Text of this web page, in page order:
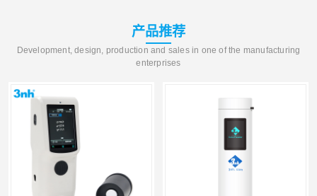
产品推荐
Development, design, production and sales in one of the manufacturing
enterprises